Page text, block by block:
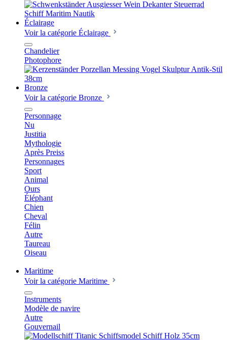
Éclairage
Voir la catégorie Éclairage
Chandelier
Photophore
Bronze
Voir la catégorie Bronze
Personnage
Nu
Justitia
Mythologie
Après Preiss
Personnages
Sport
Animal
Ours
Éléphant
Chien
Cheval
Félin
Autre
Taureau
Oiseau
Maritime
Voir la catégorie Maritime
Instruments
Modèle de navire
Autre
Gouvernail